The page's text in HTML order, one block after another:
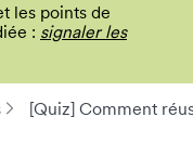
les points de
: signaler les
[Quiz] Comment